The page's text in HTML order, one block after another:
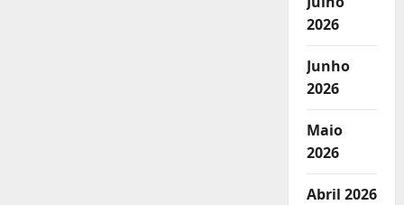
2026
Junho
2026
Maio
2026
Abril 2026